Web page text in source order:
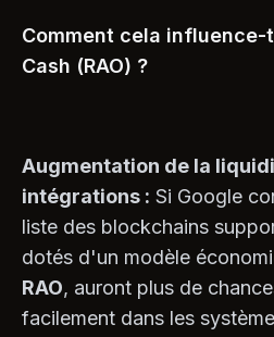
Comment cela influence-
Cash (RAO) ?
Augmentation de la
intégrations : Si Google
liste des blockchains
dotés d'un modèle
RAO, auront plus de
facilement dans les